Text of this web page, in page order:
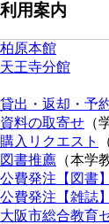
利用案内
柏原本館
天王寺分館
貸出・返却・予
資料の取寄せ （
購入リクエスト
図書推薦 （本学
公費発注【図書】
公費発注【雑誌】
大阪市総合教育